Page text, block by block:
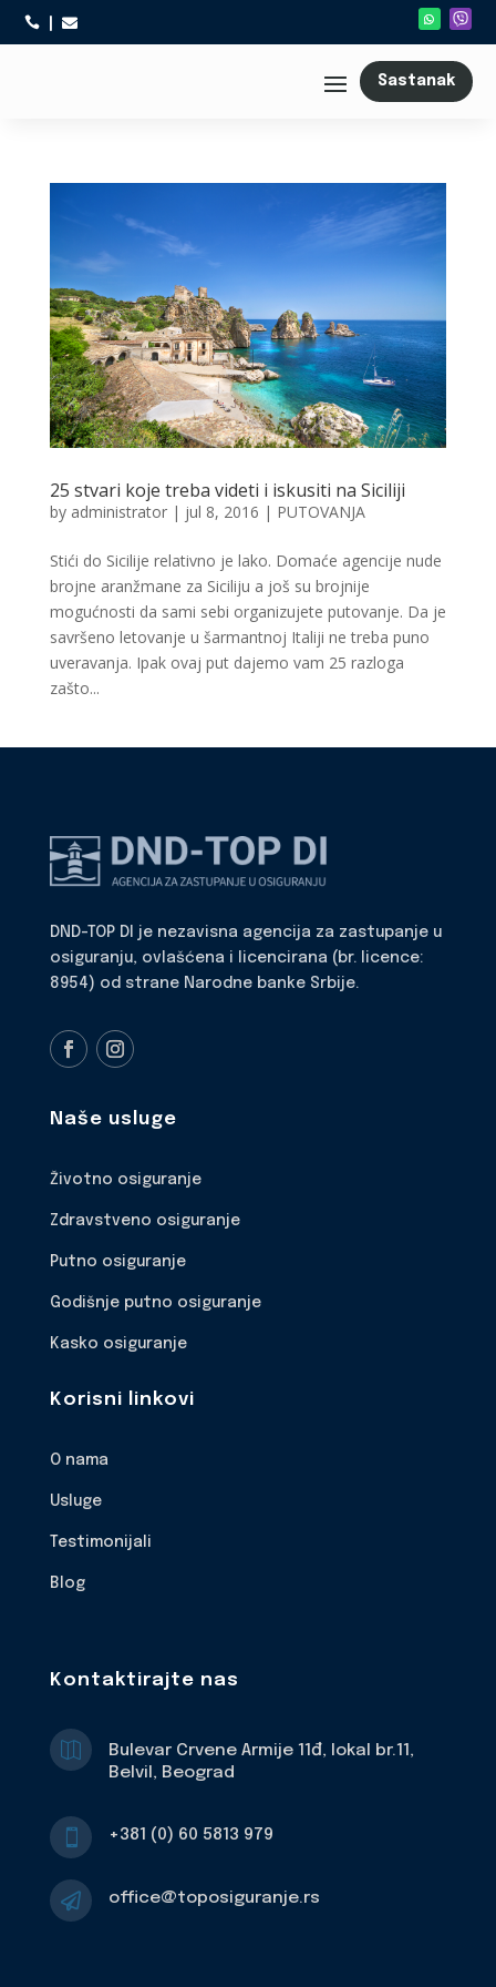
 
Sastanak
25 stvari koje treba videti i iskusiti na Siciliji
by administrator| jul 8, 2016 | PUTOVANJA
Stići do Sicilije relativno je lako. Domaće agencije nude
brojne aranžmane za Siciliju a još su brojnije
mogućnosti da sami sebi organizujete putovanje. Da je
savršeno letovanje u šarmantnoj Italiji ne treba puno
uveravanja. Ipak ovaj put dajemo vam 25 razloga
zašto...
DND-TOP DI je nezavisna agencija za zastupanje u
osiguranju, ovlašćena i licencirana (br. licence:
8954) od strane Narodne banke Srbije.
Naše usluge
Životno osiguranje
Zdravstveno osiguranje
Putno osiguranje
Godišnje putno osiguranje
Kasko osiguranje
Korisni linkovi
O nama
Usluge
Testimonijali
Blog
Kontaktirajte nas

Bulevar Crvene Armije 11đ, lokal br.11,
Belvil, Beograd
 +381 (0) 60 5813 979
 office@toposiguranje.rs